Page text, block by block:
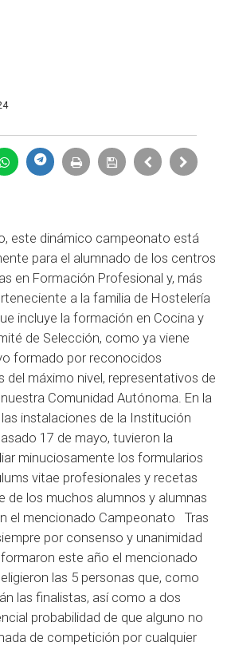
este dinámico campeonato está
para el alumnado de los centros
en Formación Profesional y, más
a la familia de Hostelería
incluye la formación en Cocina y
de Selección, como ya viene
formado por reconocidos
del máximo nivel, representativos de
Comunidad Autónoma. En la
instalaciones de la Institución
17 de mayo, tuvieron la
minuciosamente los formularios
vitae profesionales y recetas
de los muchos alumnos y alumnas
el mencionado Campeonato Tras
por consenso y unanimidad
este año el mencionado
las 5 personas que, como
las finalistas, así como a dos
probabilidad de que alguno no
de competición por cualquier